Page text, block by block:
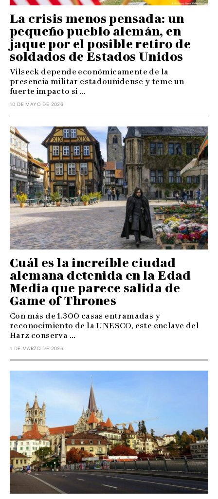
La crisis menos pensada: un
pequeño pueblo alemán, en
jaque por el posible retiro de
soldados de Estados Unidos
Vilseck depende económicamente de la
presencia militar estadounidense y teme un
fuerte impacto si ...
10 DE MAYO DE 2026
Cuál es la increíble ciudad
alemana detenida en la Edad
Media que parece salida de
Game of Thrones
Con más de 1.300 casas entramadas y
reconocimiento de la UNESCO, este enclave del
Harz conserva ...
1 DE MARZO DE 2026